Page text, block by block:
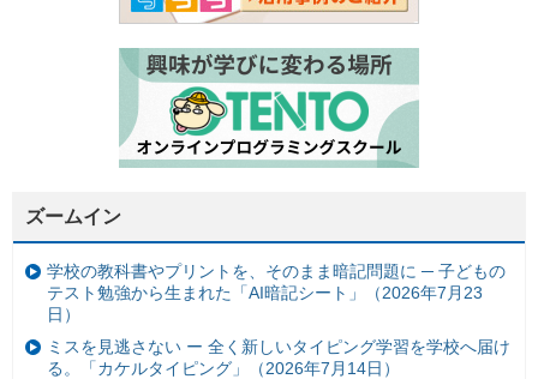
ズームイン
学校の教科書やプリントを、そのまま暗記問題に ─ 子どもの
テスト勉強から生まれた「AI暗記シート」（2026年7月23
日）
ミスを見逃さない ー 全く新しいタイピング学習を学校へ届け
る。「カケルタイピング」（2026年7月14日）